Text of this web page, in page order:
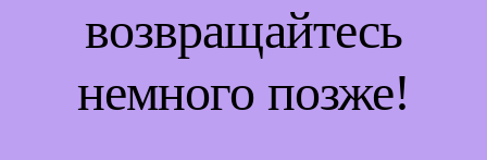
возвращайтесь
немного позже!